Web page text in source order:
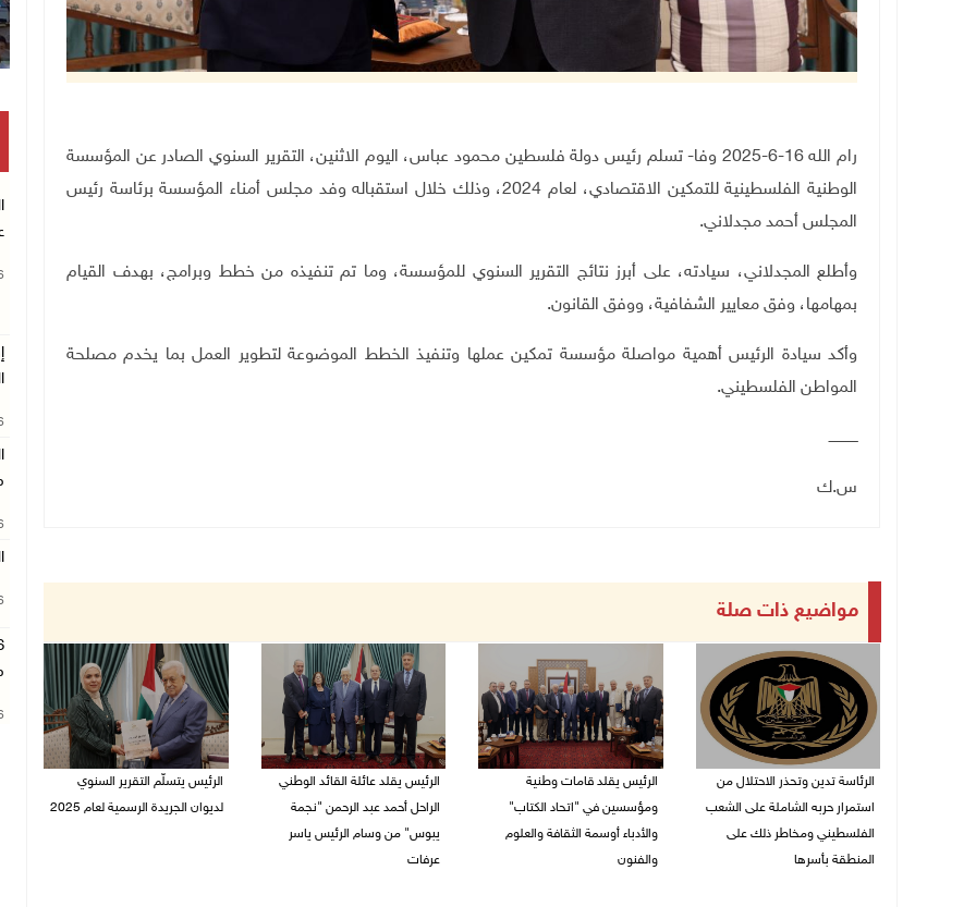
رام الله 16-6-2025 وفا- تسلم رئيس دولة فلسطين محمود عباس، اليوم الاثنين، التقرير السنوي الصادر عن المؤسسة
الوطنية الفلسطينية للتمكين الاقتصادي، لعام 2024، وذلك خلال استقباله وفد مجلس أمناء المؤسسة برئاسة رئيس
المجلس أحمد مجدلاني.
وأطلع المجدلاني، سيادته، على أبرز نتائج التقرير السنوي للمؤسسة، وما تم تنفيذه من خطط وبرامج، بهدف القيام
بمهامها، وفق معايير الشفافية، ووفق القانون.
وأكد سيادة الرئيس أهمية مواصلة مؤسسة تمكين عملها وتنفيذ الخطط الموضوعة لتطوير العمل بما يخدم مصلحة
المواطن الفلسطيني.
ـــــــــــــ
س.ك
مواضيع ذات صلة
الرئاسة تدين وتحذر الاحتلال من
استمرار حربه الشاملة على الشعب
الفلسطيني ومخاطر ذلك على
المنطقة بأسرها
الرئيس يقلد قامات وطنية
ومؤسسين في "اتحاد الكتاب"
والأدباء أوسمة الثقافة والعلوم
والفنون
الرئيس يقلد عائلة القائد الوطني
الراحل أحمد عبد الرحمن "نجمة
يبوس" من وسام الرئيس ياسر
عرفات
الرئيس يتسلّم التقرير السنوي
لديوان الجريدة الرسمية لعام 2025